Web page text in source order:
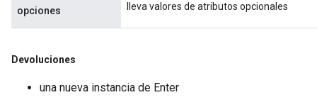
opciones lleva valores de atributos opcionales
Devoluciones
una nueva instancia de Enter